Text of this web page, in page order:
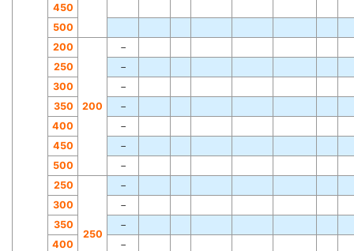
450
500
200
200
−
250
−
300
−
350
−
400
−
450
−
500
−
250
250
−
300
−
350
−
400
−